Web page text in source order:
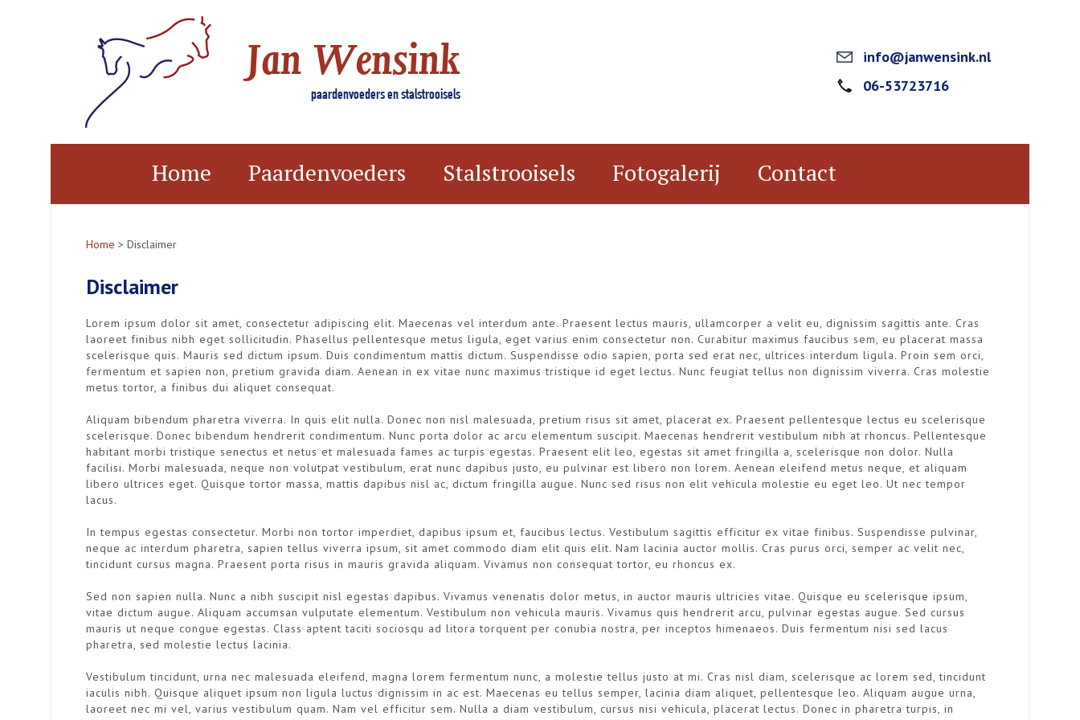
Jan Wensink
paardenvoeders en stalstrooisels
info@janwensink.nl
06-53723716
Home Paardenvoeders Stalstrooisels Fotogalerij Contact
Home > Disclaimer
Disclaimer
Lorem ipsum dolor sit amet, consectetur adipiscing elit. Maecenas vel interdum ante. Praesent lectus mauris, ullamcorper a velit eu, dignissim sagittis ante. Cras
laoreet finibus nibh eget sollicitudin. Phasellus pellentesque metus ligula, eget varius enim consectetur non. Curabitur maximus faucibus sem, eu placerat massa
scelerisque quis. Mauris sed dictum ipsum. Duis condimentum mattis dictum. Suspendisse odio sapien, porta sed erat nec, ultrices interdum ligula. Proin sem orci,
fermentum et sapien non, pretium gravida diam. Aenean in ex vitae nunc maximus tristique id eget lectus. Nunc feugiat tellus non dignissim viverra. Cras molestie
metus tortor, a finibus dui aliquet consequat.
Aliquam bibendum pharetra viverra. In quis elit nulla. Donec non nisl malesuada, pretium risus sit amet, placerat ex. Praesent pellentesque lectus eu scelerisque
scelerisque. Donec bibendum hendrerit condimentum. Nunc porta dolor ac arcu elementum suscipit. Maecenas hendrerit vestibulum nibh at rhoncus. Pellentesque
habitant morbi tristique senectus et netus et malesuada fames ac turpis egestas. Praesent elit leo, egestas sit amet fringilla a, scelerisque non dolor. Nulla
facilisi. Morbi malesuada, neque non volutpat vestibulum, erat nunc dapibus justo, eu pulvinar est libero non lorem. Aenean eleifend metus neque, et aliquam
libero ultrices eget. Quisque tortor massa, mattis dapibus nisl ac, dictum fringilla augue. Nunc sed risus non elit vehicula molestie eu eget leo. Ut nec tempor
lacus.
In tempus egestas consectetur. Morbi non tortor imperdiet, dapibus ipsum et, faucibus lectus. Vestibulum sagittis efficitur ex vitae finibus. Suspendisse pulvinar,
neque ac interdum pharetra, sapien tellus viverra ipsum, sit amet commodo diam elit quis elit. Nam lacinia auctor mollis. Cras purus orci, semper ac velit nec,
tincidunt cursus magna. Praesent porta risus in mauris gravida aliquam. Vivamus non consequat tortor, eu rhoncus ex.
Sed non sapien nulla. Nunc a nibh suscipit nisl egestas dapibus. Vivamus venenatis dolor metus, in auctor mauris ultricies vitae. Quisque eu scelerisque ipsum,
vitae dictum augue. Aliquam accumsan vulputate elementum. Vestibulum non vehicula mauris. Vivamus quis hendrerit arcu, pulvinar egestas augue. Sed cursus
mauris ut neque congue egestas. Class aptent taciti sociosqu ad litora torquent per conubia nostra, per inceptos himenaeos. Duis fermentum nisi sed lacus
pharetra, sed molestie lectus lacinia.
Vestibulum tincidunt, urna nec malesuada eleifend, magna lorem fermentum nunc, a molestie tellus justo at mi. Cras nisl diam, scelerisque ac lorem sed, tincidunt
iaculis nibh. Quisque aliquet ipsum non ligula luctus dignissim in ac est. Maecenas eu tellus semper, lacinia diam aliquet, pellentesque leo. Aliquam augue urna,
laoreet nec mi vel, varius vestibulum quam. Nam vel efficitur sem. Nulla a diam vestibulum, cursus nisi vehicula, placerat lectus. Donec in pharetra turpis, in